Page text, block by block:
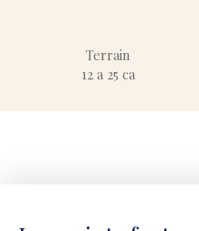
Terrain
12 a 25 ca